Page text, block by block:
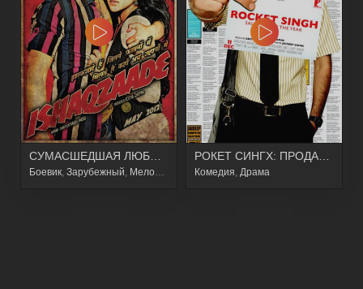
Боевик Зарубежный Мелодрама Драма
Комедия Драма